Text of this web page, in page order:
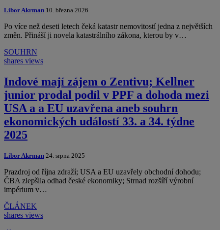
Libor Akrman 10. března 2026
Po více než deseti letech čeká katastr nemovitostí jedna z největších
změn. Přináší ji novela katastrálního zákona, kterou by v…
SOUHRN
shares views
Indové mají zájem o Zentivu; Kellner
junior prodal podíl v PPF a dohoda mezi
USA a a EU uzavřena aneb souhrn
ekonomických událostí 33. a 34. týdne
2025
Libor Akrman 24. srpna 2025
Prazdroj od října zdraží; USA a EU uzavřely obchodní dohodu;
ČBA zlepšila odhad české ekonomiky; Strnad rozšíří výrobní
impérium v…
ČLÁNEK
shares views